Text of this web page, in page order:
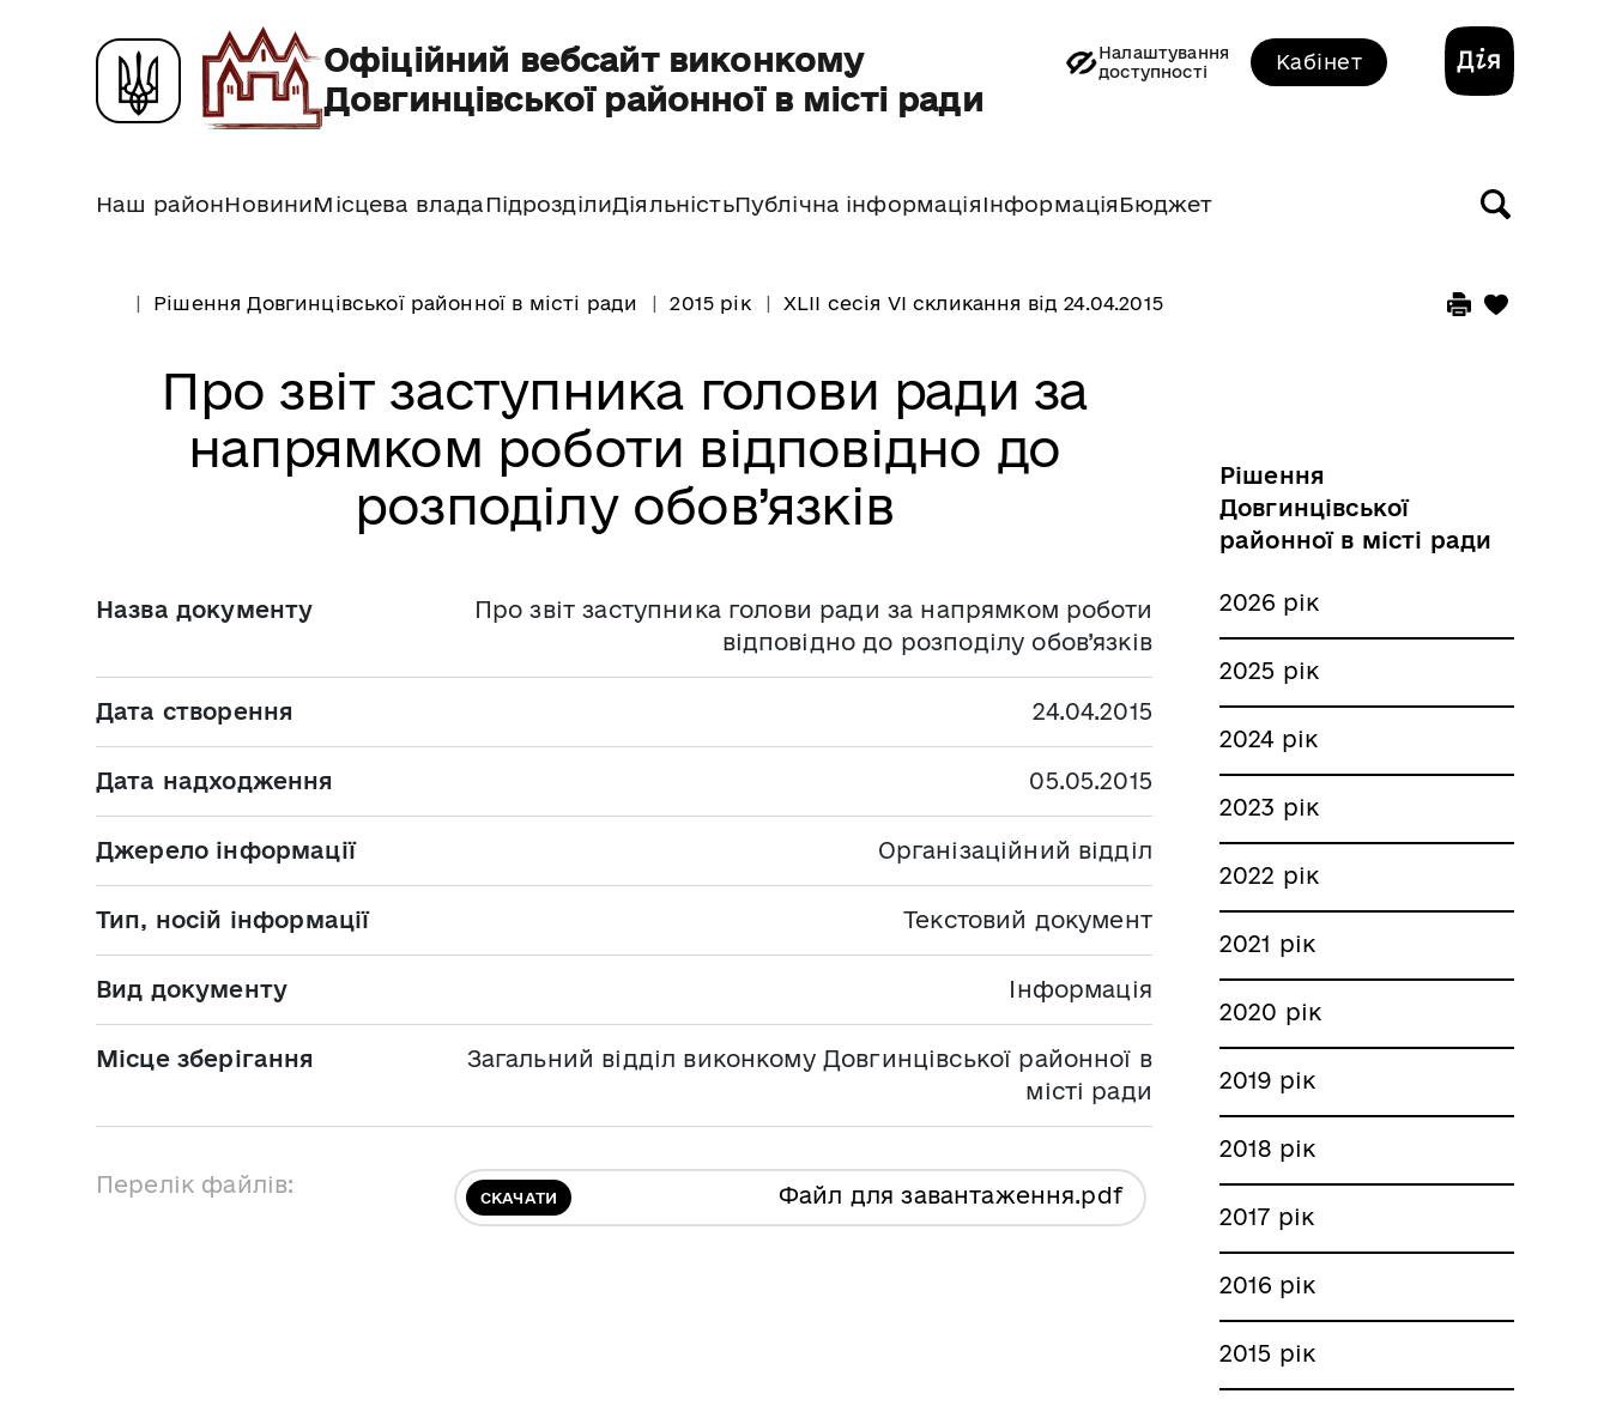
Офіційний вебсайт виконкому
Довгинцівської районної в місті ради
Налаштування
доступності
Кабінет
Наш районНовиниМісцева влада ПідрозділиДіяльністьПублічна інформація Інформація Бюджет
Рішення Довгинцівської районної в місті ради 2015 рік XLII сесія VI скликання від 24.04.2015
Про звіт заступника голови ради за
напрямком роботи відповідно до
розподілу обов’язків
Назва документу
Про звіт заступника голови ради за напрямком роботи
відповідно до розподілу обов’язків
Дата створення 24.04.2015
Дата надходження 05.05.2015
Джерело інформації Організаційний відділ
Тип, носій інформації Текстовий документ
Вид документу Інформація
Місце зберігання
Загальний відділ виконкому Довгинцівської районної в
місті ради
Перелік файлів: СКАЧАТИ Файл для завантаження.pdf
Рішення
Довгинцівської
районної в місті ради
2026 рік
2025 рік
2024 рік
2023 рік
2022 рік
2021 рік
2020 рік
2019 рік
2018 рік
2017 рік
2016 рік
2015 рік